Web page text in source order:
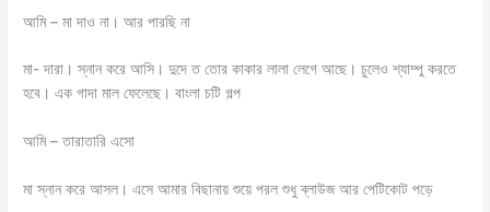
আমি – মা দাও না। আর পারছি না
মা- দারা। স্নান করে আসি। দুদে ত তোর কাকার লালা লেগে আছে। চুলেও শ্যাম্পু করতে
হবে। এক গাদা মাল ফেলেছে। বাংলা চটি গল্প
আমি – তারাতারি এসো
মা স্নান করে আসল। এসে আমার বিছানায় শুয়ে পরল শুধু ব্লাউজ আর পেটিকোট পড়ে